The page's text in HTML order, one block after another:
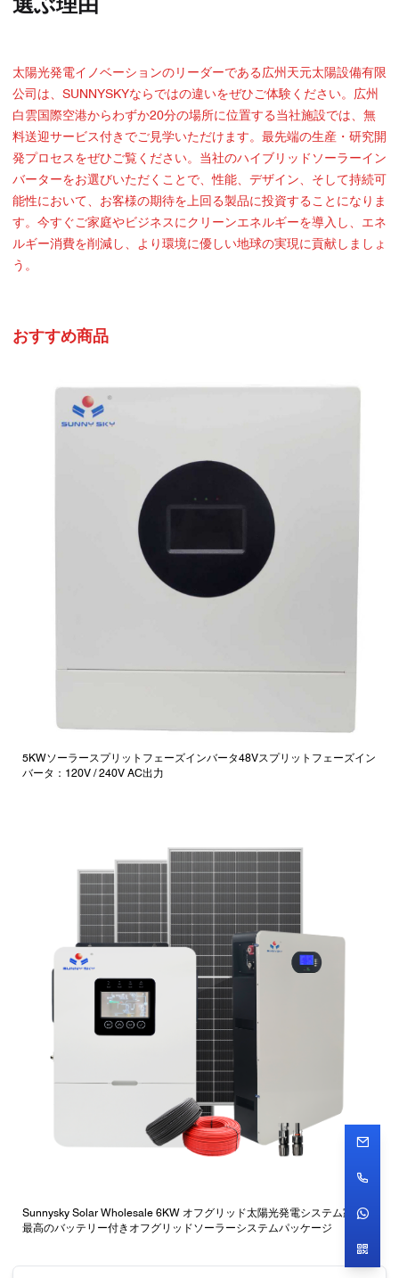
選ぶ理由
太陽光発電イノベーションのリーダーである広州天元太陽設備有限
公司は、SUNNYSKYならではの違いをぜひご体験ください。広州
白雲国際空港からわずか20分の場所に位置する当社施設では、無
料送迎サービス付きでご見学いただけます。最先端の生産・研究開
発プロセスをぜひご覧ください。当社のハイブリッドソーラーイン
バーターをお選びいただくことで、性能、デザイン、そして持続可
能性において、お客様の期待を上回る製品に投資することになりま
す。今すぐご家庭やビジネスにクリーンエネルギーを導入し、エネ
ルギー消費を削減し、より環境に優しい地球の実現に貢献しましょ
う。
おすすめ商品
5KWソーラースプリットフェーズインバータ48Vスプリットフェーズイン
バータ：120V / 240V AC出力
Sunnysky Solar Wholesale 6KW オフグリッド太陽光発電システム家庭用
最高のバッテリー付きオフグリッドソーラーシステムパッケージ